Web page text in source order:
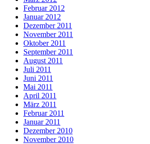
Februar 2012
Januar 2012
Dezember 2011
November 2011
Oktober 2011
September 2011
August 2011
Juli 2011
Juni 2011
Mai 2011
April 2011
März 2011
Februar 2011
Januar 2011
Dezember 2010
November 2010